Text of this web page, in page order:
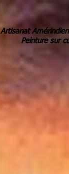
Artisanat
Peinture sur